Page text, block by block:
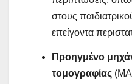
στους
επείγοντα
Προηγμένο
τομογραφίας